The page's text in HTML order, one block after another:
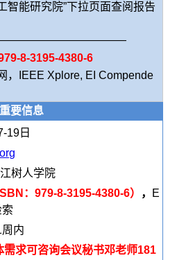
智能研究院”下拉页面查阅报告
8-3195-4380-6
，IEEE Xplore, EI Compende
重要信息
19日
树人学院
：979-8-3195-4380-6） ，
E
索
内
求可咨询会议秘书邓老师181